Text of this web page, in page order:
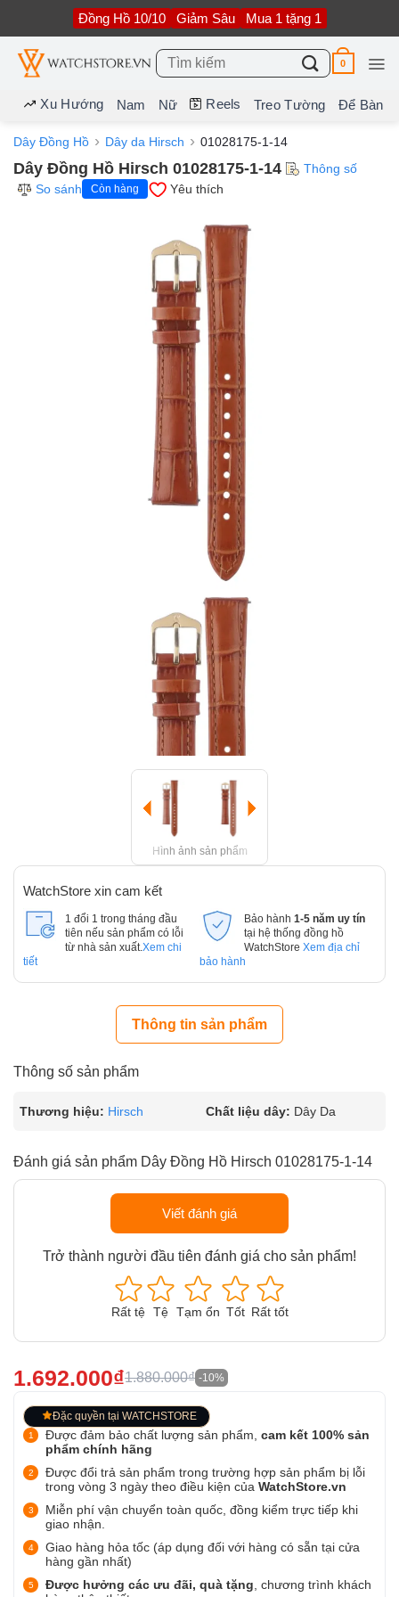
nội
dung
Đồng Hồ 10/10 Giảm Sâu Mua 1 tặng 1
Tìm
kiếm:
0
Xu Hướng Nam Nữ Reels Treo Tường Để Bàn
Dây Đồng Hồ Dây da Hirsch 01028175-1-14
Dây Đồng Hồ Hirsch 01028175-1-14
Thông số
So sánh
Còn hàng Yêu thích
Hình ảnh sản phẩm
WatchStore xin cam kết
1 đổi 1 trong tháng đầu
tiên nếu sản phẩm có lỗi
từ nhà sản xuất. Xem chi
tiết
Bảo hành 1-5 năm uy tín
tại hệ thống đồng hồ
WatchStore Xem địa chỉ
bảo hành
Thông tin sản phẩm
Thông số sản phẩm
Thương hiệu: Hirsch Chất liệu dây: Dây Da
Đánh giá sản phẩm Dây Đồng Hồ Hirsch 01028175-1-14
Viết đánh giá
Trở thành người đầu tiên đánh giá cho sản phẩm!
Rất tệ Tệ Tạm ổn Tốt Rất tốt
1.692.000₫1.880.000₫ -10%
Đặc quyền tại WATCHSTORE
Được đảm bảo chất lượng sản phẩm, cam kết 100% sản
phẩm chính hãng
Được đổi trả sản phẩm trong trường hợp sản phẩm bị lỗi
trong vòng 3 ngày theo điều kiện của WatchStore.vn
Miễn phí vận chuyển toàn quốc, đồng kiểm trực tiếp khi
giao nhận.
Giao hàng hỏa tốc (áp dụng đối với hàng có sẵn tại cửa
hàng gần nhất)
Được hưởng các ưu đãi, quà tặng , chương trình khách